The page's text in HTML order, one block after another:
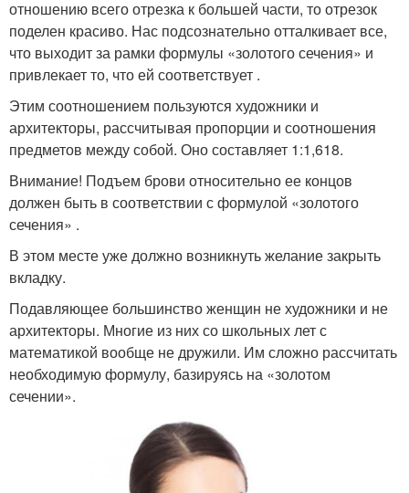
отношению всего отрезка к большей части, то отрезок
поделен красиво. Нас подсознательно отталкивает все,
что выходит за рамки формулы «золотого сечения» и
привлекает то, что ей соответствует .
Этим соотношением пользуются художники и
архитекторы, рассчитывая пропорции и соотношения
предметов между собой. Оно составляет 1:1,618.
Внимание! Подъем брови относительно ее концов
должен быть в соответствии с формулой «золотого
сечения» .
В этом месте уже должно возникнуть желание закрыть
вкладку.
Подавляющее большинство женщин не художники и не
архитекторы. Многие из них со школьных лет с
математикой вообще не дружили. Им сложно рассчитать
необходимую формулу, базируясь на «золотом
сечении».